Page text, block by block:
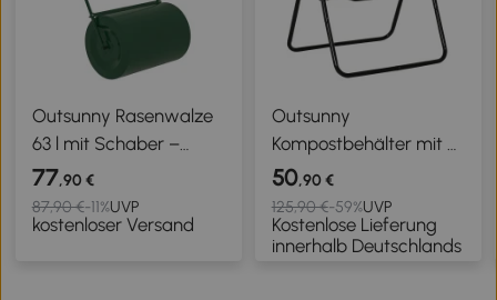
Outsunny Rasenwalze
63 l mit Schaber –
Metall, 123 x 58 x 40 cm,
Dunkelgrün
77,90 €
87,90 €-11%UVP
kostenloser Versand
Outsunny
Kompostbehälter mit 2
Behältern, 160 L
Fassungsvermögen,
drehbar, 71 cm x 65 cm
x 96 cm, Schwarz
50,90 €
125,90 €-59%UVP
Kostenlose Lieferung
innerhalb Deutschlands